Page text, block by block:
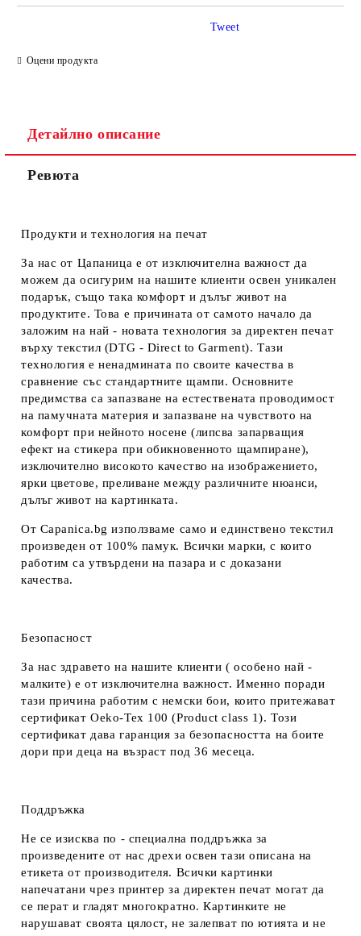
Оцени продукта
Tweet
Детайлно описание
Ревюта
Продукти и технология на печат
За нас от Цапаница е от изключителна важност да
можем да осигурим на нашите клиенти освен уникален
подарък, също така комфорт и дълъг живот на
продуктите. Това е причината от самото начало да
заложим на най - новата технология за директен печат
върху текстил (DTG - Direct to Garment). Тази
технология е ненадмината по своите качества в
сравнение със стандартните щампи. Основните
предимства са запазване на естествената проводимост
на памучната материя и запазване на чувството на
комфорт при нейното носене (липсва запарващия
ефект на стикера при обикновенното щампиране),
изключително високото качество на изображението,
ярки цветове, преливане между различните нюанси,
дълъг живот на картинката.
От Capanica.bg използваме само и единствено текстил
произведен от 100% памук. Всички марки, с които
работим са утвърдени на пазара и с доказани
качества.
Безопасност
За нас здравето на нашите клиенти ( особено най -
малките) е от изключителна важност. Именно поради
тази причина работим с немски бои, които притежават
сертификат Oeko-Tex 100 (Product class 1). Този
сертификат дава гаранция за безопасността на боите
дори при деца на възраст под 36 месеца.
Поддръжка
Не се изисква по - специална поддръжка за
произведените от нас дрехи освен тази описана на
етикета от производителя. Всички картинки
напечатани чрез принтер за директен печат могат да
се перат и гладят многократно. Картинките не
нарушават своята цялост, не залепват по ютията и не